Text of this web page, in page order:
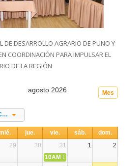
DE DESARROLLO AGRARIO DE PUNO Y
COORDINACIÓN PARA IMPULSAR EL
DE LA REGIÓN
Mes
agosto 2026
Todos los Evento Categories
jue. vie. sáb.
dom.
29 30 31 1
2
10AM DIA NACIONAL DE LA